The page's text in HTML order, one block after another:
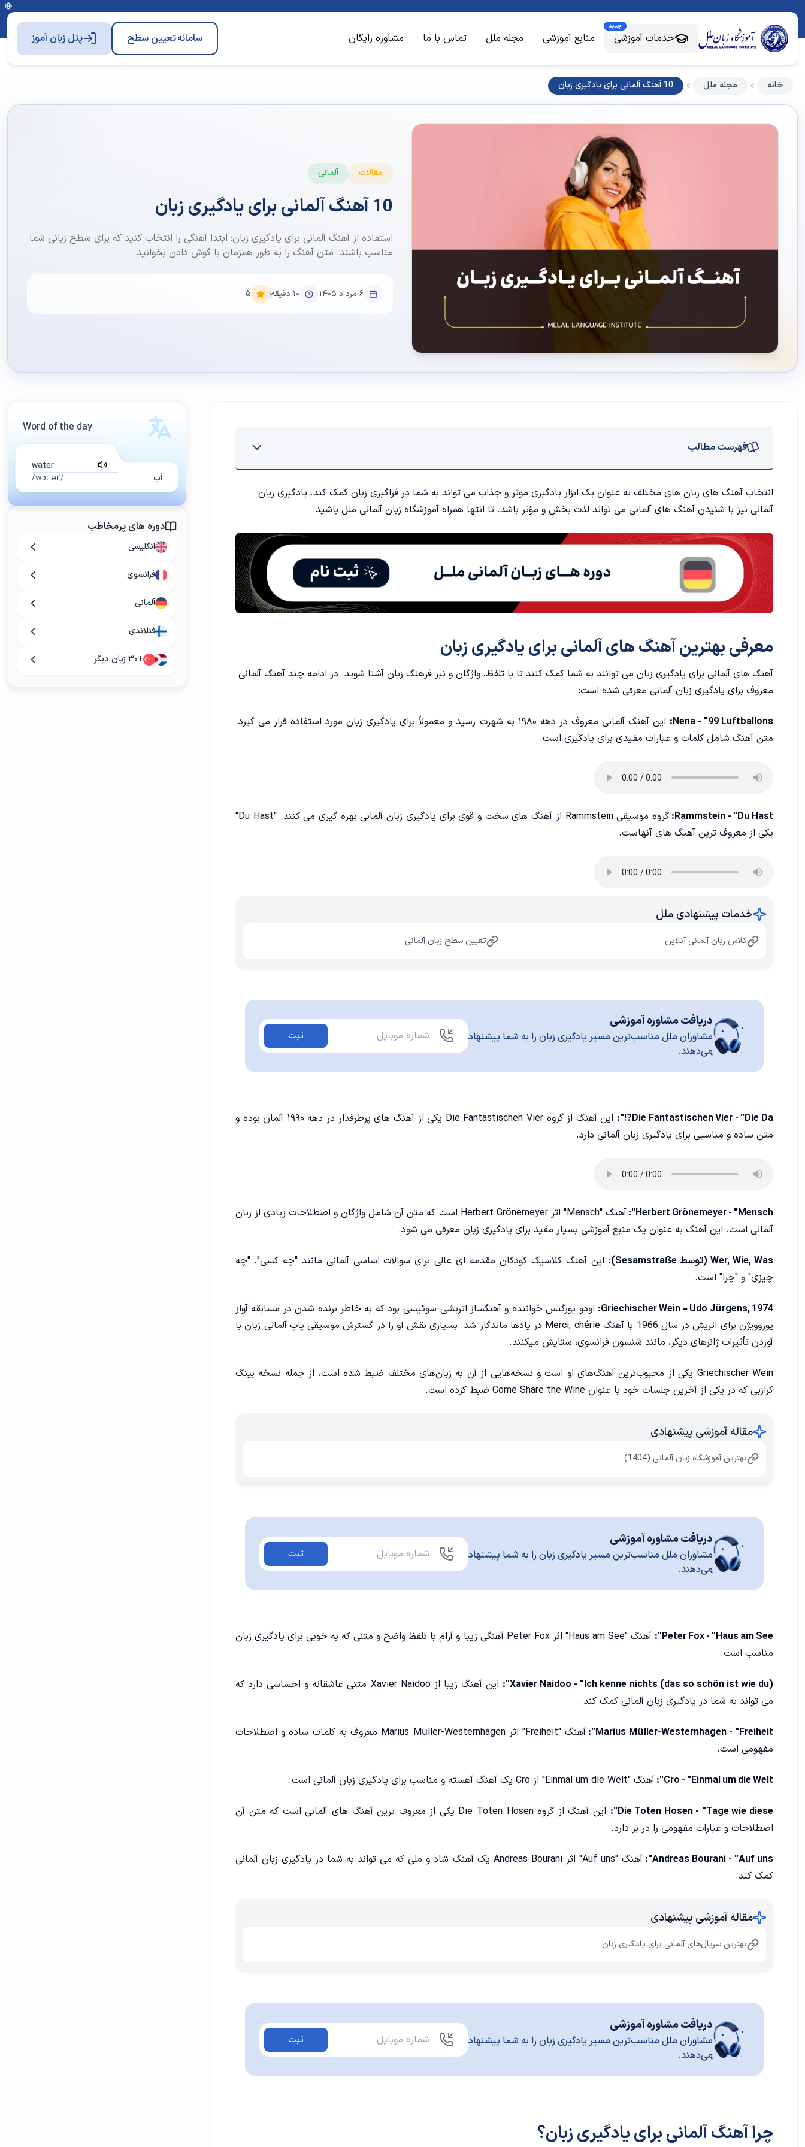
خدمات آموزشی
جدید
منابع آموزشی مجله ملل تماس با ما مشاوره رایگان سامانهتعیین سطح پنل زبان آموز
خانه مجله ملل 10 آهنگ آلمانی برای یادگیری زبان
مقالات آلمانی
10 آهنگ آلمانی برای یادگیری زبان
استفاده از آهنگ آلمانی برای یادگیری زبان: ابتدا آهنگی را انتخاب کنید که برای سطح زبانی شما
مناسب باشند. متن آهنگ را به طور همزمان با گوش دادن بخوانید.
۶ مرداد ۱۴۰۵ 10 دقیقه 5
فهرست مطالب
معرفی بهترین آهنگ‌ های آلمانی برای یادگیری زبان
چرا آهنگ آلمانی برای یادگیری زبان؟
چگونه از آهنگ آلمانی برای یادگیری زبان استفاده کنیم؟
انتخاب آهنگ های زبان های مختلف به عنوان یک ابزار یادگیری موثر و جذاب می تواند به شما در فراگیری زبان کمک کند. یادگیری زبان
آلمانی نیز با شنیدن آهنگ های آلمانی می تواند لذت بخش و مؤثر باشد. تا انتها همراه آموزشگاه زبان آلمانی ملل باشید.
معرفی بهترین آهنگ‌ های آلمانی برای یادگیری زبان
آهنگ ‌های آلمانی برای یادگیری زبان می ‌توانند به شما کمک کنند تا با تلفظ، واژگان و نیز فرهنگ زبان آشنا شوید. در ادامه چند آهنگ آلمانی
معروف برای یادگیری زبان آلمانی معرفی شده است:
Nena - "99 Luftballons:
این آهنگ آلمانی معروف در دهه ۱۹۸۰ به شهرت رسید و معمولاً برای یادگیری زبان مورد استفاده قرار می ‌گیرد.
متن آهنگ شامل کلمات و عبارات مفیدی برای یادگیری است.
Rammstein - "Du Hast:
گروه موسیقی Rammstein از آهنگ ‌های سخت و قوی برای یادگیری زبان آلمانی بهره‌ گیری می‌ کنند. "Du Hast"
یکی از معروف ‌ترین آهنگ‌ های آنهاست.
خدمات پیشنهادی ملل
کلاس زبان آلمانی آنلاین تعیین سطح زبان آلمانی
دریافت مشاوره آموزشی
مشاوران ملل مناسب‌ترین مسیر یادگیری زبان را به شما پیشنهاد
می‌دهند.
ثبت
Die Fantastischen Vier - "Die Da?!":
این آهنگ از گروه Die Fantastischen Vier یکی از آهنگ‌ های پرطرفدار در دهه ۱۹۹۰ آلمان بوده و
متن ساده و مناسبی برای یادگیری زبان آلمانی دارد.
Herbert Grönemeyer - "Mensch":
آهنگ "Mensch" اثر Herbert Grönemeyer است که متن آن شامل واژگان و اصطلاحات زیادی از زبان
آلمانی است. این آهنگ به عنوان یک منبع آموزشی بسیار مفید برای یادگیری زبان معرفی می ‌شود.
Wer, Wie, Was (توسط Sesamstraße):
این آهنگ کلاسیک کودکان مقدمه ای عالی برای سوالات اساسی آلمانی مانند "چه کسی"، "چه
چیزی" و "چرا" است.
Griechischer Wein – Udo Jürgens, 1974: اودو یورگنس خواننده و آهنگساز اتریشی-سوئیسی بود که به خاطر برنده شدن در مسابقه آواز
یوروویژن برای اتریش در سال 1966 با آهنگ Merci, chérie در یادها ماندگار شد. بسیاری نقش او را در گسترش موسیقی پاپ آلمانی زبان با
آوردن تأثیرات ژانرهای دیگر، مانند شنسون فرانسوی، ستایش میکنند.
Griechischer Wein یکی از محبوب‌ترین آهنگ‌های او است و نسخه‌هایی از آن به زبان‌های مختلف ضبط شده است، از جمله نسخه بینگ
کرازبی که در یکی از آخرین جلسات خود با عنوان Come Share the Wine ضبط کرده است.
مقاله آموزشی پیشنهادی
بهترین آموزشگاه زبان آلمانی (1404)
دریافت مشاوره آموزشی
مشاوران ملل مناسب‌ترین مسیر یادگیری زبان را به شما پیشنهاد
می‌دهند.
ثبت
Peter Fox - "Haus am See":
آهنگ "Haus am See" اثر Peter Fox آهنگی زیبا و آرام با تلفظ واضح و متنی که به خوبی برای یادگیری زبان
مناسب است.
Xavier Naidoo - "Ich kenne nichts (das so schön ist wie du)":
این آهنگ زیبا از Xavier Naidoo متنی عاشقانه و احساسی دارد که
می ‌تواند به شما در یادگیری زبان آلمانی کمک کند.
Marius Müller-Westernhagen - "Freiheit":
آهنگ "Freiheit" اثر Marius Müller-Westernhagen معروف به کلمات ساده و اصطلاحات
مفهومی است.
Cro - "Einmal um die Welt": آهنگ "Einmal um die Welt" از Cro یک آهنگ آهسته و مناسب برای یادگیری زبان آلمانی است.
Die Toten Hosen - "Tage wie diese":
این آهنگ از گروه Die Toten Hosen یکی از معروف ‌ترین آهنگ ‌های آلمانی است که متن آن
اصطلاحات و عبارات مفهومی را در بر دارد.
Andreas Bourani - "Auf uns":
آهنگ "Auf uns" اثر Andreas Bourani یک آهنگ شاد و ملی که می ‌تواند به شما در یادگیری زبان آلمانی
کمک کند.
مقاله آموزشی پیشنهادی
بهترین سریال‌های آلمانی برای یادگیری زبان
دریافت مشاوره آموزشی
مشاوران ملل مناسب‌ترین مسیر یادگیری زبان را به شما پیشنهاد
می‌دهند.
ثبت
چرا آهنگ آلمانی برای یادگیری زبان؟
Word of the day
water
آب
/ˈwɔːtər/
دوره های پرمخاطب
انگلیسی
فرانسوی
آلمانی
فنلاندی
+۳۰ زبان دیگر